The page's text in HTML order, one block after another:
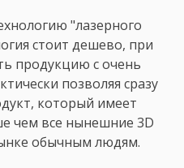
"лазерного
стоит дешево, при
продукцию с очень
позволяя сразу
который имеет
чем все нынешние 3D
обычным людям.